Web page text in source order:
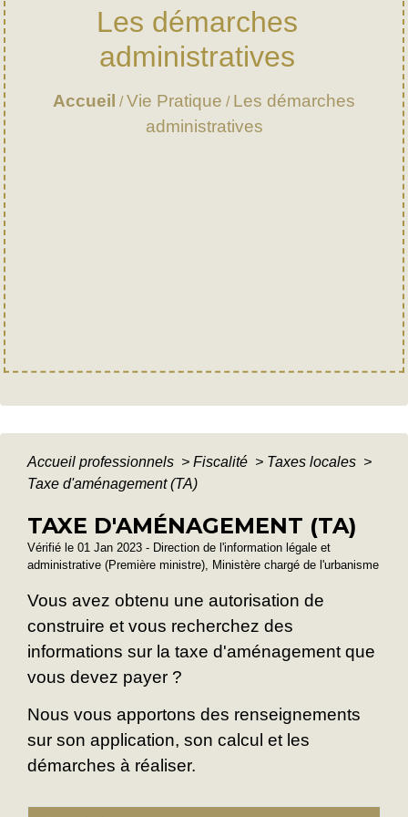
Les démarches
administratives
Accueil /Vie Pratique / Les démarches
administratives
Accueil professionnels > Fiscalité > Taxes locales >
Taxe d'aménagement (TA)
TAXE D'AMÉNAGEMENT (TA)
Vérifié le 01 Jan 2023 - Direction de l'information légale et
administrative (Première ministre), Ministère chargé de l'urbanisme
Vous avez obtenu une autorisation de
construire et vous recherchez des
informations sur la taxe d'aménagement que
vous devez payer ?
Nous vous apportons des renseignements
sur son application, son calcul et les
démarches à réaliser.